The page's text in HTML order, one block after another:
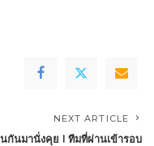
NEXT ARTICLE
กันมานั่งคุย l ทีมที่ผ่านเข้ารอบ